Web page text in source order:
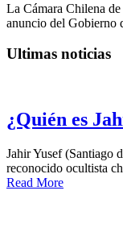
La Cámara Chilena
anuncio del Gobierno
Ultimas noticias
¿Quién es
Jahir Yusef (Santiago
reconocido ocultista
Read More